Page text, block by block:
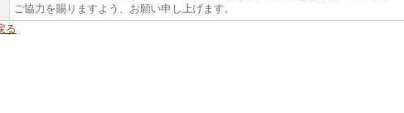
ご協力を賜りますよう、お願い申し上げます。
る